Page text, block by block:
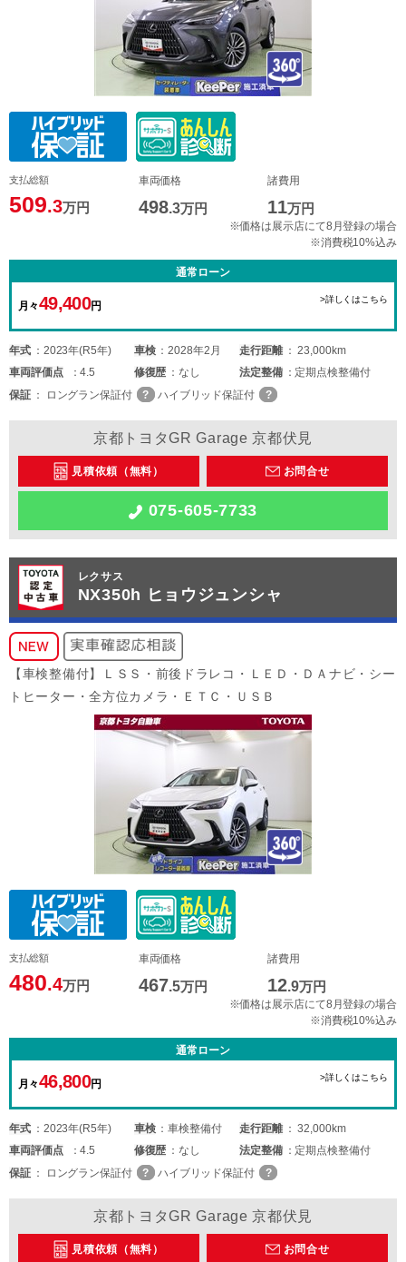
支払総額
509.3万円
車両価格
498.3万円
諸費用
11万円
※価格は展示店にて8月登録の場合
※消費税10%込み
通常ローン
月々49,400円
>詳しくはこちら
年式 2023年(R5年) 車検 2028年2月 走行距離
23,000km
車両評価点 4.5 修復歴 なし 法定整備
定期点検整備付
保証
ロングラン保証付 ハイブリッド保証付
京都トヨタGR Garage 京都伏見
見積依頼（無料） お問合せ
075-605-7733
レクサス
NX350h ヒョウジュンシャ
【車検整備付】ＬＳＳ・前後ドラレコ・ＬＥＤ・ＤＡナビ・シー
トヒーター・全方位カメラ・ＥＴＣ・ＵＳＢ
支払総額
480.4万円
車両価格
467.5万円
諸費用
12.9万円
※価格は展示店にて8月登録の場合
※消費税10%込み
通常ローン
月々46,800円
>詳しくはこちら
年式 2023年(R5年) 車検 車検整備付 走行距離
32,000km
車両評価点 4.5 修復歴 なし 法定整備
定期点検整備付
保証
ロングラン保証付 ハイブリッド保証付
京都トヨタGR Garage 京都伏見
見積依頼（無料） お問合せ